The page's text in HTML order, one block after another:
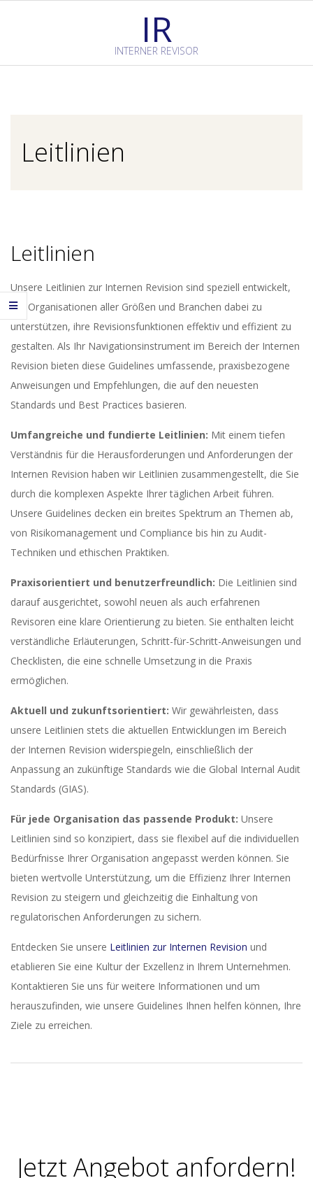
IR
INTERNER REVISOR
Leitlinien
Leitlinien
Unsere Leitlinien zur Internen Revision sind speziell entwickelt,
um Organisationen aller Größen und Branchen dabei zu
unterstützen, ihre Revisionsfunktionen effektiv und effizient zu
gestalten. Als Ihr Navigationsinstrument im Bereich der Internen
Revision bieten diese Guidelines umfassende, praxisbezogene
Anweisungen und Empfehlungen, die auf den neuesten
Standards und Best Practices basieren.
Umfangreiche und fundierte Leitlinien: Mit einem tiefen
Verständnis für die Herausforderungen und Anforderungen der
Internen Revision haben wir Leitlinien zusammengestellt, die Sie
durch die komplexen Aspekte Ihrer täglichen Arbeit führen.
Unsere Guidelines decken ein breites Spektrum an Themen ab,
von Risikomanagement und Compliance bis hin zu Audit-
Techniken und ethischen Praktiken.
Praxisorientiert und benutzerfreundlich: Die Leitlinien sind
darauf ausgerichtet, sowohl neuen als auch erfahrenen
Revisoren eine klare Orientierung zu bieten. Sie enthalten leicht
verständliche Erläuterungen, Schritt-für-Schritt-Anweisungen und
Checklisten, die eine schnelle Umsetzung in die Praxis
ermöglichen.
Aktuell und zukunftsorientiert: Wir gewährleisten, dass
unsere Leitlinien stets die aktuellen Entwicklungen im Bereich
der Internen Revision widerspiegeln, einschließlich der
Anpassung an zukünftige Standards wie die Global Internal Audit
Standards (GIAS).
Für jede Organisation das passende Produkt: Unsere
Leitlinien sind so konzipiert, dass sie flexibel auf die individuellen
Bedürfnisse Ihrer Organisation angepasst werden können. Sie
bieten wertvolle Unterstützung, um die Effizienz Ihrer Internen
Revision zu steigern und gleichzeitig die Einhaltung von
regulatorischen Anforderungen zu sichern.
Entdecken Sie unsere Leitlinien zur Internen Revision und
etablieren Sie eine Kultur der Exzellenz in Ihrem Unternehmen.
Kontaktieren Sie uns für weitere Informationen und um
herauszufinden, wie unsere Guidelines Ihnen helfen können, Ihre
Ziele zu erreichen.
Jetzt Angebot anfordern!